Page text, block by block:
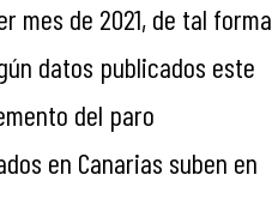
mes de 2021, de tal forma
datos publicados este
del paro
en Canarias suben en